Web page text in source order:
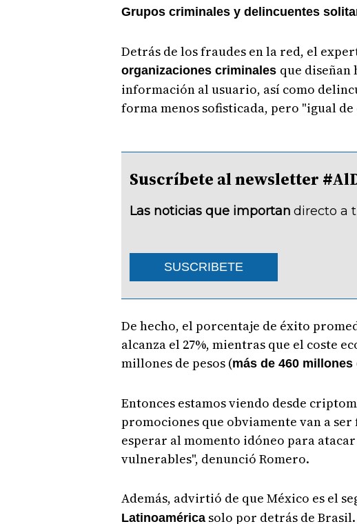
Grupos criminales y delincuentes
Detrás de los fraudes en la red, el
organizaciones criminales que
información al usuario, así como
forma menos sofisticada, pero "igual de
Suscríbete al newsletter
Las noticias que importan directo a
SUSCRIBETE
De hecho, el porcentaje de éxito
alcanza el 27%, mientras que el coste
millones de pesos (más de 460
Entonces estamos viendo desde
promociones que obviamente van a ser
esperar al momento idóneo para
vulnerables", denunció Romero.
Además, advirtió de que México es el
Latinoaméricasolo por detrás de Brasil.